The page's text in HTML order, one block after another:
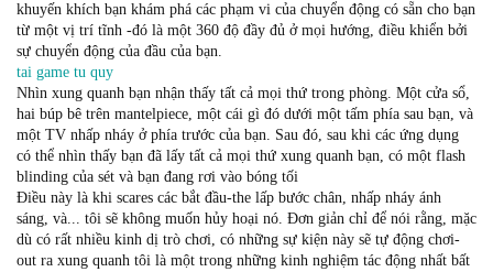
khuyến khích bạn khám phá các phạm vi của chuyển động có sẵn cho bạn
từ một vị trí tĩnh -đó là một 360 độ đầy đủ ở mọi hướng, điều khiển bởi
sự chuyển động của đầu của bạn.
tai game tu quy
Nhìn xung quanh bạn nhận thấy tất cả mọi thứ trong phòng. Một cửa sổ,
hai búp bê trên mantelpiece, một cái gì đó dưới một tấm phía sau bạn, và
một TV nhấp nháy ở phía trước của bạn. Sau đó, sau khi các ứng dụng
có thể nhìn thấy bạn đã lấy tất cả mọi thứ xung quanh bạn, có một flash
blinding của sét và bạn đang rơi vào bóng tối
Điều này là khi scares các bắt đầu-the lấp bước chân, nhấp nháy ánh
sáng, và... tôi sẽ không muốn hủy hoại nó. Đơn giản chỉ để nói rằng, mặc
dù có rất nhiều kinh dị trò chơi, có những sự kiện này sẽ tự động chơi-
out ra xung quanh tôi là một trong những kinh nghiệm tác động nhất bất